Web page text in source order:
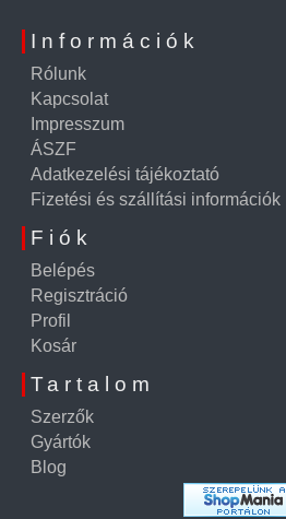
Információk
Rólunk
Kapcsolat
Impresszum
ÁSZF
Adatkezelési tájékoztató
Fizetési és szállítási információk
Fiók
Belépés
Regisztráció
Profil
Kosár
Tartalom
Szerzők
Gyártók
Blog